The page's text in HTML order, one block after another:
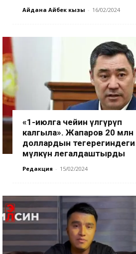
Айдана Айбек кызы - 16/02/2024
«1-июлга чейин үлгүрүп
калгыла». Жапаров 20 млн
доллардын тегерегиндеги
мүлкүн легалдаштырды
Редакция - 15/02/2024